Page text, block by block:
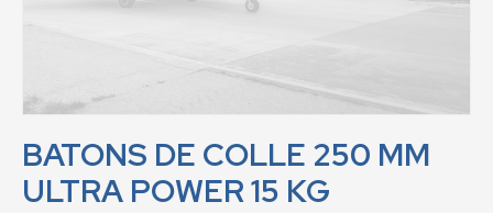
BATONS DE COLLE 250 MM
ULTRA POWER 15 KG